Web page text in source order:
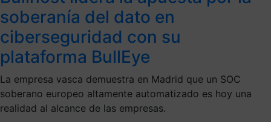
soberanía del dato en
ciberseguridad con su
plataforma BullEye
La empresa vasca demuestra en Madrid que un SOC
soberano europeo altamente automatizado es hoy una
realidad al alcance de las empresas.